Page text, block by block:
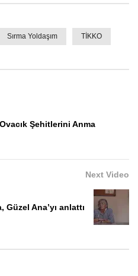
Sırma Yoldaşım TİKKO
Şehitlerini Anma
Next Video
Güzel Ana’yı anlattı